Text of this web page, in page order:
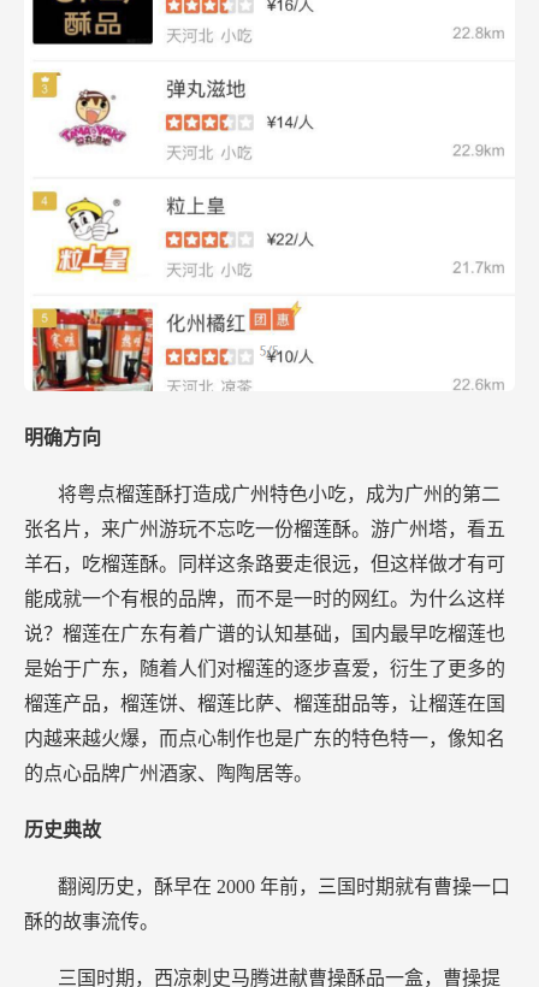
明确方向
将粤点榴莲酥打造成广州特色小吃，成为广州的第二
张名片，来广州游玩不忘吃一份榴莲酥。游广州塔，看五
羊石，吃榴莲酥。同样这条路要走很远，但这样做才有可
能成就一个有根的品牌，而不是一时的网红。为什么这样
说？榴莲在广东有着广谱的认知基础，国内最早吃榴莲也
是始于广东，随着人们对榴莲的逐步喜爱，衍生了更多的
榴莲产品，榴莲饼、榴莲比萨、榴莲甜品等，让榴莲在国
内越来越火爆，而点心制作也是广东的特色特一，像知名
的点心品牌广州酒家、陶陶居等。
历史典故
翻阅历史，酥早在 2000 年前，三国时期就有曹操一口
酥的故事流传。
三国时期，西凉刺史马腾进献曹操酥品一盒，曹操提